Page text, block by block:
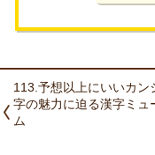
113.予想以上にいいカン
字の魅力に迫る漢字ミュ
ム